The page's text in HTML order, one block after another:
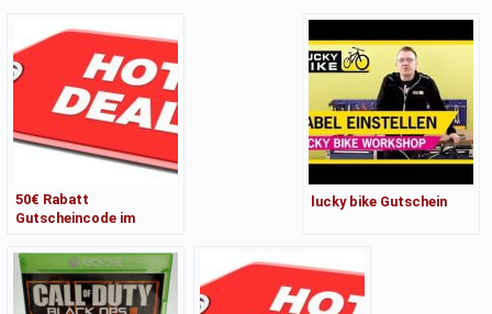
50€ Rabatt
Gutscheincode im
www.luckybike.de
lucky bike Gutschein